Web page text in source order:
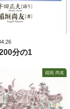
分の1
稲垣 尚友